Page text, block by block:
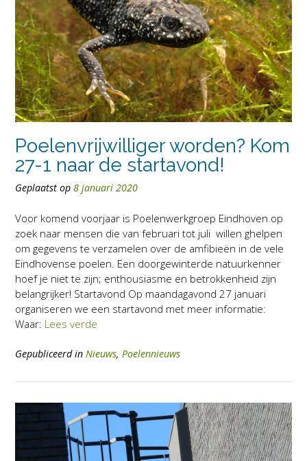
Poelenvrijwilliger worden? Kom
27-1 naar de startavond!
Geplaatst op 8 januari 2020
Voor komend voorjaar is Poelenwerkgroep Eindhoven op
zoek naar mensen die van februari tot juli willen ghelpen
om gegevens te verzamelen over de amfibieën in de vele
Eindhovense poelen. Een doorgewinterde natuurkenner
hoef je niet te zijn; enthousiasme en betrokkenheid zijn
belangrijker! Startavond Op maandagavond 27 januari
organiseren we een startavond met meer informatie:
Waar: Lees verde
Gepubliceerd in Nieuws, Poelennieuws